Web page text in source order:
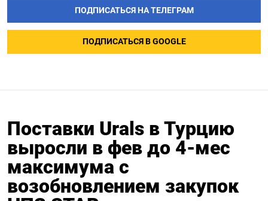
ПОДПИСАТЬСЯ НА ТЕЛЕГРАМ
ПОДПИСАТЬСЯ В GOOGLE
Поставки Urals в Турцию
выросли в фев до 4-мес
максимума с
возобновлением закупок